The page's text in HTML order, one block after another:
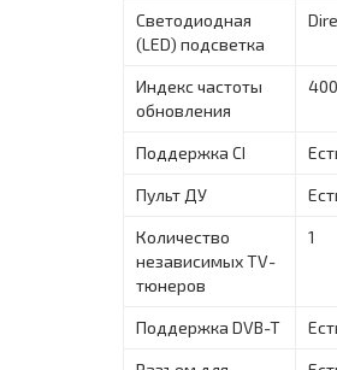
Светодиодная
(LED) подсветка
Индекс частоты
обновления
Поддержка CI
Пульт ДУ
Количество
независимых TV-
тюнеров
1
Поддержка DVB-T